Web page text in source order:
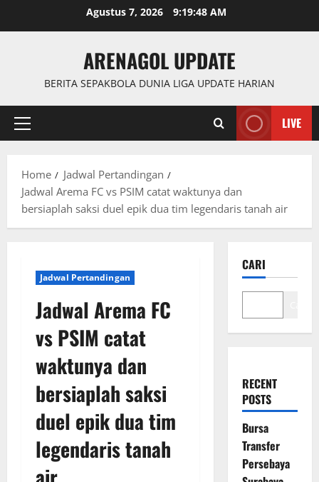
Agustus 7, 2026 9:19:49 AM
ARENAGOL UPDATE
BERITA SEPAKBOLA DUNIA LIGA UPDATE HARIAN
Primary
LIVE
Home
Jadwal Pertandingan
Jadwal Arema FC vs PSIM catat waktunya dan
bersiaplah saksi duel epik dua tim legendaris tanah air
Jadwal Pertandingan
Jadwal Arema FC
vs PSIM catat
waktunya dan
bersiaplah saksi
duel epik dua tim
legendaris tanah
CARI
RECENT
POSTS
Bursa
Transfer
Persebaya